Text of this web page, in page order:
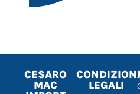
CESARO
MAC
CONDIZIONI
LEGALI